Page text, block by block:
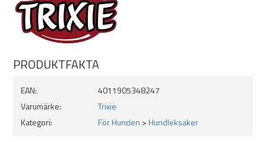
PRODUKTFAKTA
EAN:
4011905348247
Varumärke:
Trixie
Kategori:
För Hunden >Hundleksaker